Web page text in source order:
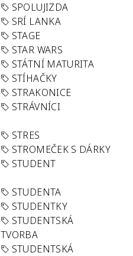
SPOLUJIZDA
SRÍ LANKA
STAGE
STAR WARS
STÁTNÍ MATURITA
STÍHAČKY
STRAKONICE
STRÁVNÍCI
STRES
STROMEČEK S DÁRKY
STUDENT
STUDENTA
STUDENTKY
STUDENTSKÁ
TVORBA
STUDENTSKÁ